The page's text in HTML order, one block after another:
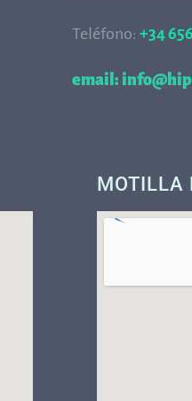
Teléfono: +34
email:
MOTILLA